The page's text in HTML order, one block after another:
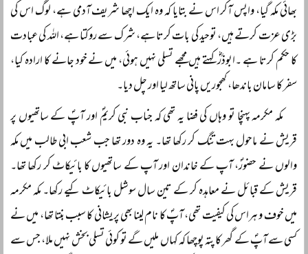
بھائی مکہ گیا، واپس آکر اس نے بتایا کہ وہ ایک اچھا شریف آدمی ہے، لوگ اس کی
بڑی عزت کرتے ہیں، توحید کی بات کرتا ہے، شرک سے روکتا ہے، اللہ کی عبادت
کا حکم کرتا ہے ۔ابوذرؓ کہتے ہیں مجھے تسلی نہیں ہوئی، میں نے خود جانے کا ارادہ کیا،
سفر کا سامان باندھا، کھجوریں پانی ساتھ لیا اور چل دیا۔
مکہ مکرمہ پہنچا تو وہاں کی فضا یہ تھی کہ جناب نبی کریمؐ اور آپؐ کے ساتھیوں پر
قریش نے ماحول بہت تنگ کر رکھا تھا۔ یہ وہ دور تھا جب شعب ابی طالب میں مکہ
والوں نے حضورؐ، آپ کے خاندان اور آپ کے ساتھیوں کا بائیکاٹ کر رکھا تھا۔
قریش کے قبائل نے معاہدہ کر کے تین سال سوشل بائیکاٹ کیے رکھا۔ مکہ مکرمہ
میں خوف و ہراس کی کیفیت تھی، آپؐ کا نام لینا بھی پریشانی کا سبب بنتا تھا، میں نے
کسی سے آپؐ کے گھر کا پتہ پوچھا کہ کہاں ملیں گے تو کوئی تسلی بخش نہیں ملا، جس سے